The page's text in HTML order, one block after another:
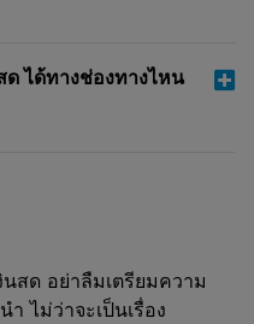
เกิดความเสียหายที่อาจ
องบริษัทหรือ (เนื้อหา
จมีการนำท่านไปยัง
ได้ทางช่องทางไหน
สด อย่าลืมเตรียมความ
ไม่ว่าจะเป็นเรื่อง